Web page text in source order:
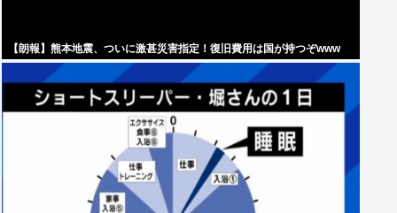
【朗報】熊本地震、ついに激甚災害指定！復旧費用は国が持つぞwww